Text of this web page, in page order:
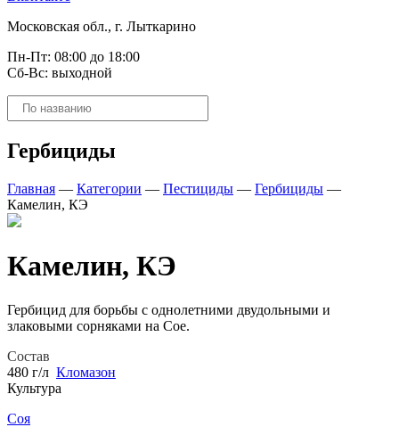
Московская обл., г. Лыткарино
Пн-Пт: 08:00 до 18:00
Сб-Вс: выходной
Поиск
товаров
Гербициды
Главная — Категории — Пестициды — Гербициды —
Камелин, КЭ
Камелин, КЭ
Гербицид для борьбы с однолетними двудольными и
злаковыми сорняками на Сое.
Состав
480 г/л Кломазон
Культура
Соя